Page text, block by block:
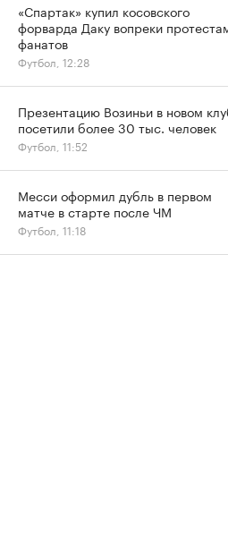
«Спартак» купил косовского
форварда Даку вопреки
фанатов
Футбол, 12:28
Презентацию Возиньи в новом
посетили более 30 тыс. человек
Футбол, 11:52
Месси оформил дубль в первом
матче в старте после ЧМ
Футбол, 11:18